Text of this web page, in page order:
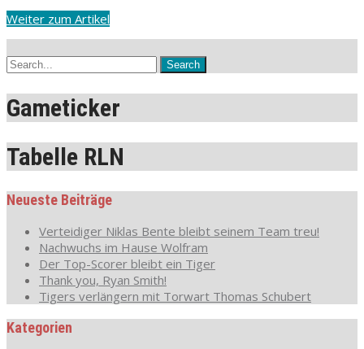
Weiter zum Artikel
Gameticker
Tabelle RLN
Neueste Beiträge
Verteidiger Niklas Bente bleibt seinem Team treu!
Nachwuchs im Hause Wolfram
Der Top-Scorer bleibt ein Tiger
Thank you, Ryan Smith!
Tigers verlängern mit Torwart Thomas Schubert
Kategorien